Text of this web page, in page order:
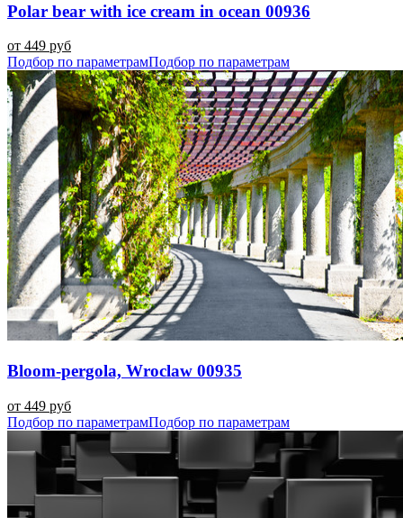
Polar bear with ice cream in ocean 00936
от 449 руб
Подбор по параметрамПодбор по параметрам
Bloom-pergola, Wroclaw 00935
от 449 руб
Подбор по параметрамПодбор по параметрам